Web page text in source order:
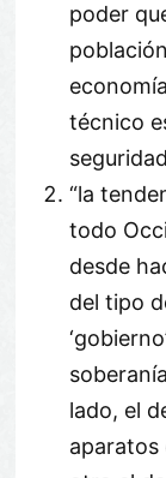
poder
técnico
“la
todo
desde
del tipo
lado, el
aparatos